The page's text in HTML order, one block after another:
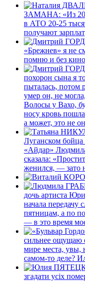
ЗАМАНА: «Из 200
в АТО 20-25
получают
«Брежнев» я не
помню и без
похорон сына я
пыталась, потом
умер он, не
Волосы у Вахо,
носу кровь
а может, это не
Луганском бойца
«Айдар»
сказала:
женился, — зато
дочь артиста
начала передачу
пятницам, а по
— в это время
сильнее ощущаю
мире места, увы,
самом-то деле?
згадати усіх